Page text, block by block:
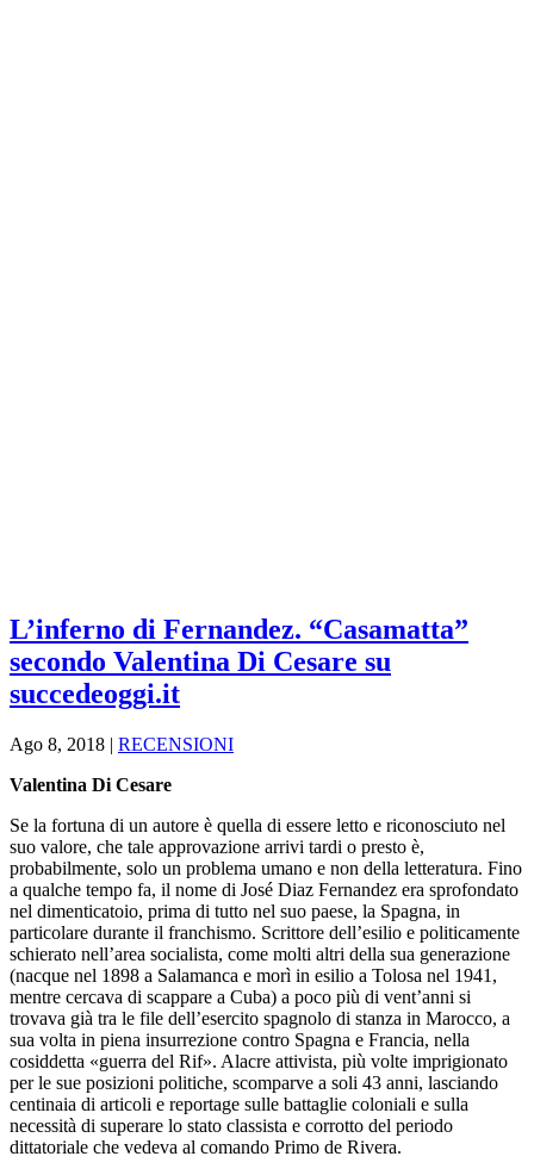
L’inferno di Fernandez. “Casamatta”
secondo Valentina Di Cesare su
succedeoggi.it
Ago 8, 2018 | RECENSIONI
Valentina Di Cesare
Se la fortuna di un autore è quella di essere letto e riconosciuto nel
suo valore, che tale approvazione arrivi tardi o presto è,
probabilmente, solo un problema umano e non della letteratura. Fino
a qualche tempo fa, il nome di José Diaz Fernandez era sprofondato
nel dimenticatoio, prima di tutto nel suo paese, la Spagna, in
particolare durante il franchismo. Scrittore dell’esilio e politicamente
schierato nell’area socialista, come molti altri della sua generazione
(nacque nel 1898 a Salamanca e morì in esilio a Tolosa nel 1941,
mentre cercava di scappare a Cuba) a poco più di vent’anni si
trovava già tra le file dell’esercito spagnolo di stanza in Marocco, a
sua volta in piena insurrezione contro Spagna e Francia, nella
cosiddetta «guerra del Rif». Alacre attivista, più volte imprigionato
per le sue posizioni politiche, scomparve a soli 43 anni, lasciando
centinaia di articoli e reportage sulle battaglie coloniali e sulla
necessità di superare lo stato classista e corrotto del periodo
dittatoriale che vedeva al comando Primo de Rivera.